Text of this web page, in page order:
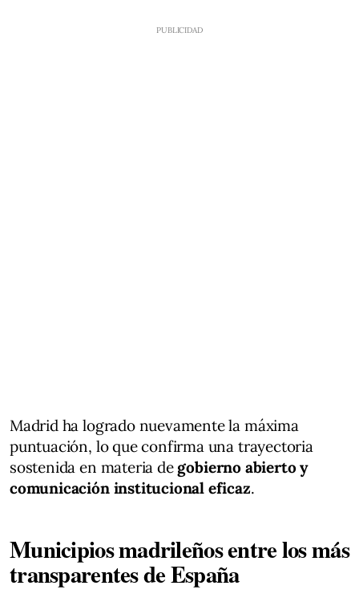
Madrid ha logrado nuevamente la máxima
puntuación, lo que confirma una trayectoria
sostenida en materia de gobierno abierto y
comunicación institucional eficaz.
Municipios madrileños entre los más
transparentes de España